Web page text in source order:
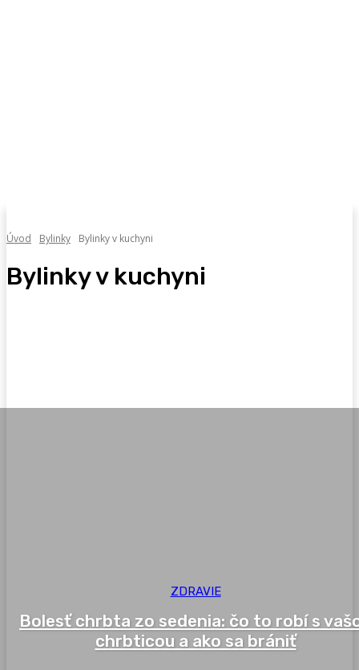
Úvod Bylinky Bylinky v kuchyni
Bylinky v kuchyni
ZDRAVIE
Bolesť chrbta zo sedenia: čo to robí s
chrbticou a ako sa brániť